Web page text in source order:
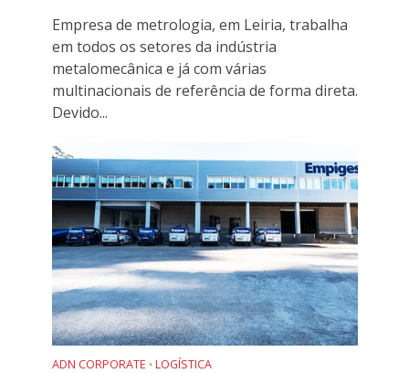
Empresa de metrologia, em Leiria, trabalha
em todos os setores da indústria
metalomecânica e já com várias
multinacionais de referência de forma direta.
Devido...
ADN CORPORATE • LOGÍSTICA